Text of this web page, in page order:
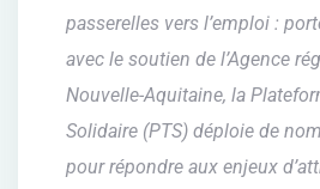
passerelles vers l’emploi :
avec le soutien de l’Agence
Nouvelle-Aquitaine, la
Solidaire (PTS) déploie de
pour répondre aux enjeux